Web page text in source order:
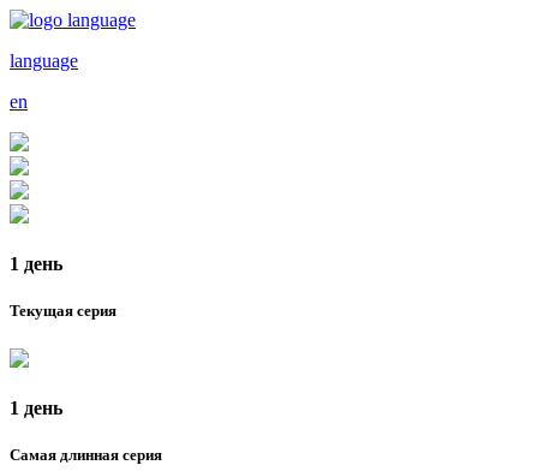
language
en
1 день
Текущая серия
1 день
Самая длинная серия